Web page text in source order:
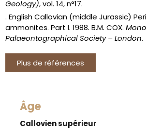
Geology), vol. 14, n°17.
. English Callovian (middle Jurassic)
ammonites. Part I. 1988. B.M. COX.
Palaeontographical Society – London.
Plus de références
Âge
Callovien supérieur